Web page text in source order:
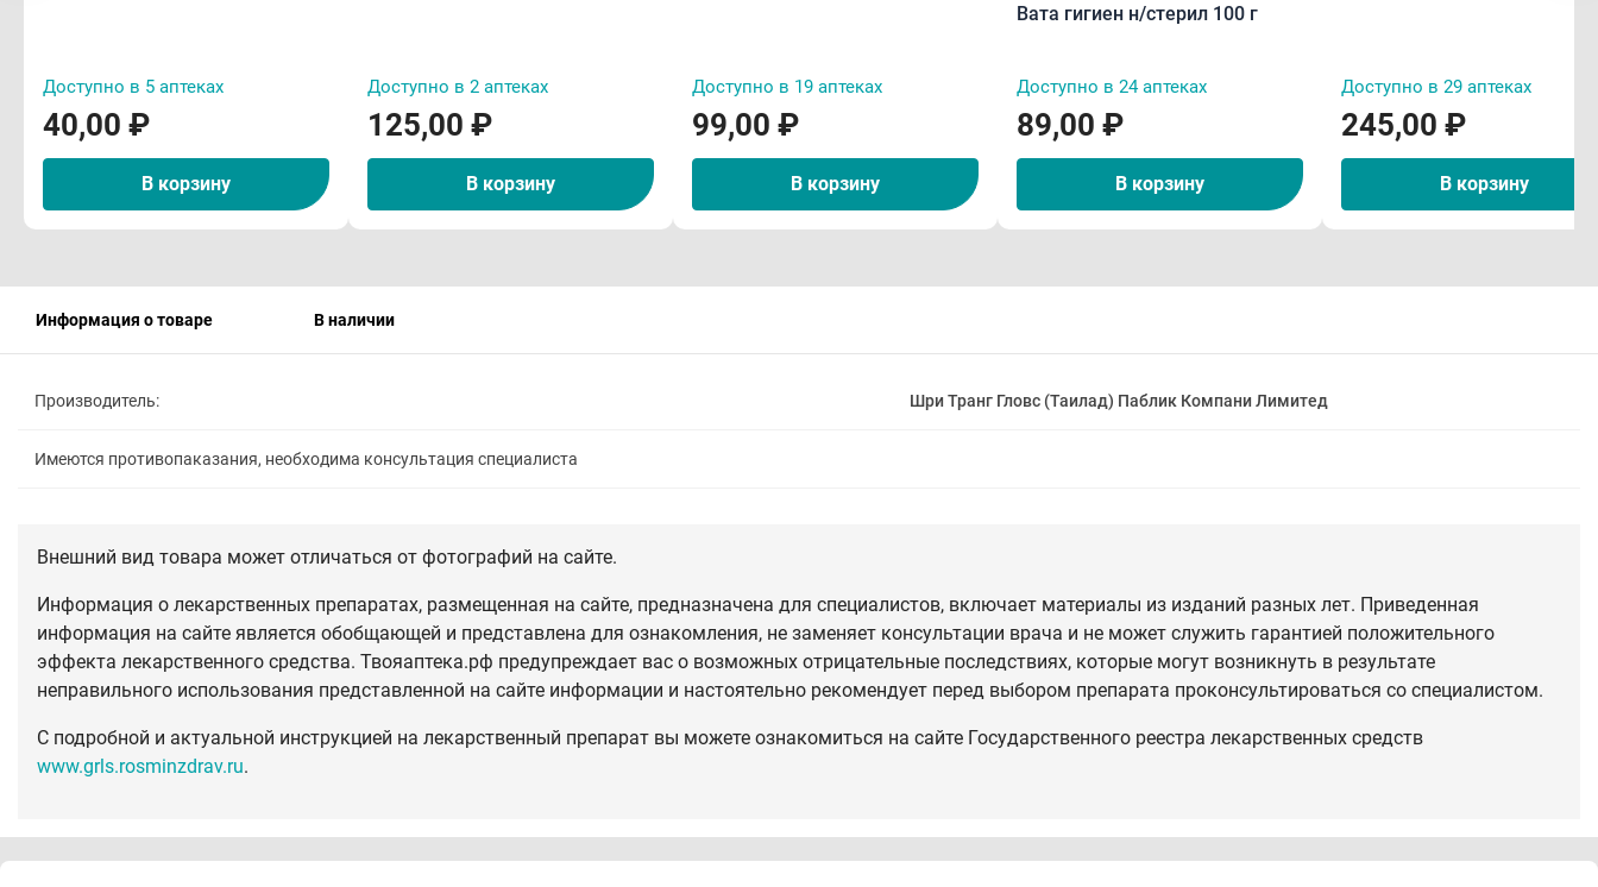
Доступно в 5 аптеках
40,00 ₽
В корзину
Доступно в 2 аптеках
125,00 ₽
В корзину
Доступно в 19 аптеках
99,00 ₽
В корзину
Вата гигиен н/стерил 100 г
Доступно в 24 аптеках
89,00 ₽
В корзину
Доступно в 29 аптеках
245,00 ₽
В корзину
Информация о товаре В наличии
Производитель: Шри Транг Гловс (Таилад) Паблик Компани Лимитед
Имеются противопаказания, необходима консультация специалиста
Внешний вид товара может отличаться от фотографий на сайте.
Информация о лекарственных препаратах, размещенная на сайте, предназначена для специалистов, включает материалы из изданий разных лет. Приведенная
информация на сайте является обобщающей и представлена для ознакомления, не заменяет консультации врача и не может служить гарантией положительного
эффекта лекарственного средства. Твояаптека.рф предупреждает вас о возможных отрицательные последствиях, которые могут возникнуть в результате
неправильного использования представленной на сайте информации и настоятельно рекомендует перед выбором препарата проконсультироваться со специалистом.
С подробной и актуальной инструкцией на лекарственный препарат вы можете ознакомиться на сайте Государственного реестра лекарственных средств
www.grls.rosminzdrav.ru.